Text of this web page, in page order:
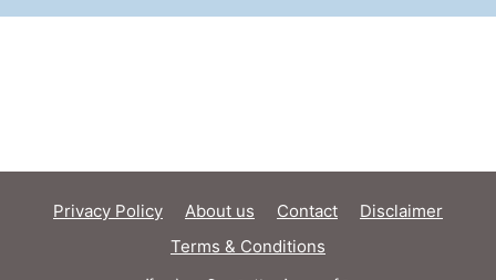
Privacy Policy About us Contact
Disclaimer
Terms & Conditions